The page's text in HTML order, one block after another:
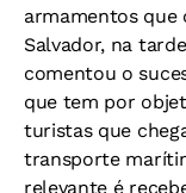
armamentos que
Salvador, na
comentou o
que tem por
turistas que
transporte
relevante é